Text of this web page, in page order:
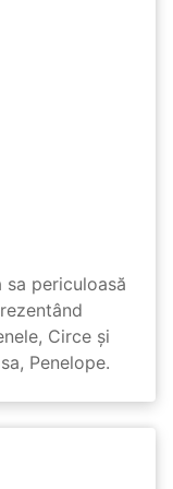
sa periculoasă
Circe și
Penelope.